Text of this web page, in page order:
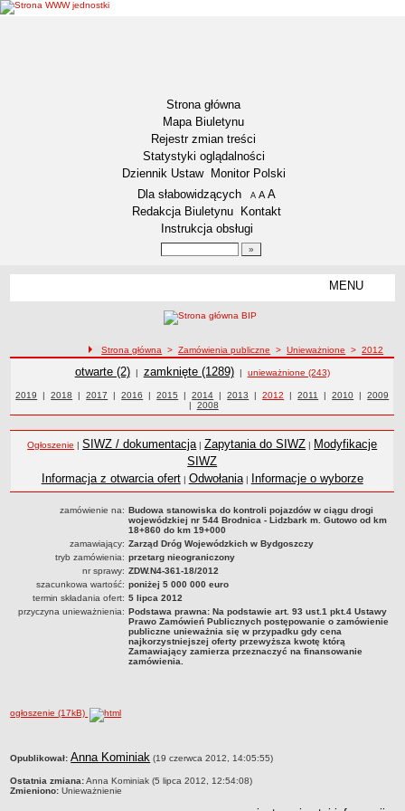
Strona główna
Mapa Biuletynu
Rejestr zmian treści
Statystyki oglądalności
Dziennik Ustaw
Monitor Polski
Menu dodatkowe
Dla słabowidzących A pomniejsz czcionkę
A standardowy rozmiar czcionki
A
Redakcja Biuletynu
Kontakt
Instrukcja obsługi
MENU
RAPORT O STANIE DOSTĘPNOŚCI
ZDW BYDGOSZCZ
Lokalizacja
Przedmiot działalności
Statut
Nadzór nad ZDW
Struktura organizacyjna
Schemat organizacyjny
Inspektor Ochrony Danych
Zgłoszenia zewnętrzne
PRACA W ZDW
Ogłoszenia o pracę
Wyniki naborów
POZWOLENIA I DECYZJE
Zezwolenie na umieszczenie urządzeń infrastruktury technicznej
innych obiektów, reklam
ścieżka nawigacji
Strona główna >Zamówienia publiczne >Unieważnione >2012
Zamówienia publiczne
otwarte (2)| Zamówienia publiczne
zamknięte (1289)| Zamówienia publiczne
unieważnione (243)
Zamówienia publiczne z roku
2019 |Zamówienia publiczne z roku
2018 |Zamówienia publiczne z roku
2017 |Zamówienia publiczne z roku
2016 |Zamówienia publiczne z roku
2015 |Zamówienia publiczne z roku
2014 |Zamówienia publiczne z roku
2013 |Zamówienia publiczne z roku
2012 | Zamówienia publiczne z
2011 |
Zamówienia
2010 |
roku
2009
| Zamówienia publiczne z roku
2008
Ogłoszenie |SIWZ / dokumentacja |Zapytania do SIWZ | Modyfikacje
SIWZ
Informacja z otwarcia ofert| Odwołania| Informacje o wyborze
zamówienie na: Budowa stanowiska do kontroli pojazdów w ciągu drogi
wojewódzkiej nr 544 Brodnica - Lidzbark m. Gutowo od km
18+860 do km 19+000
zamawiający: Zarząd Dróg Wojewódzkich w Bydgoszczy
tryb zamówienia: przetarg nieograniczony
nr sprawy: ZDW.N4-361-18/2012
szacunkowa wartość: poniżej 5 000 000 euro
termin składania ofert: 5 lipca 2012
przyczyna unieważnienia: Podstawa prawna: Na podstawie art. 93 ust.1 pkt.4 Ustawy
Prawo Zamówień Publicznych postępowanie o zamówienie
publiczne unieważnia się w przypadku gdy cena
najkorzystniejszej oferty przewyższa kwotę którą
Zamawiający zamierza przeznaczyć na finansowanie
zamówienia.
ogłoszenie (17kB)
Opublikował: Anna Kominiak (19 czerwca 2012, 14:05:55)
Ostatnia zmiana:Anna Kominiak (5 lipca 2012, 12:54:08)
Zmieniono: Unieważnienie